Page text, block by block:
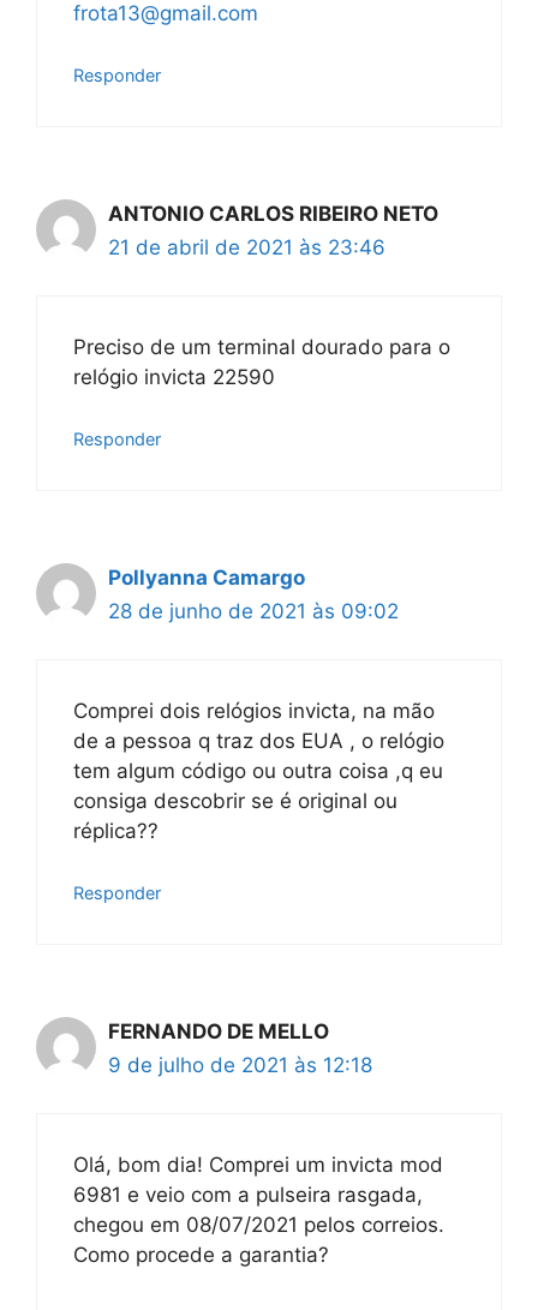
frota13@gmail.com
Responder
ANTONIO CARLOS RIBEIRO NETO
21 de abril de 2021 às 23:46
Preciso de um terminal dourado para o
relógio invicta 22590
Responder
Pollyanna Camargo
28 de junho de 2021 às 09:02
Comprei dois relógios invicta, na mão
de a pessoa q traz dos EUA , o relógio
tem algum código ou outra coisa ,q eu
consiga descobrir se é original ou
réplica??
Responder
FERNANDO DE MELLO
9 de julho de 2021 às 12:18
Olá, bom dia! Comprei um invicta mod
6981 e veio com a pulseira rasgada,
chegou em 08/07/2021 pelos correios.
Como procede a garantia?